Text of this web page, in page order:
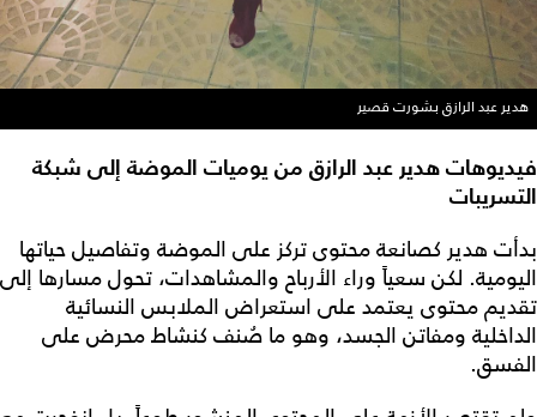
هدير عبد الرازق بشورت قصير
فيديوهات هدير عبد الرازق من يوميات الموضة إلى شبكة
التسريبات
بدأت هدير كصانعة محتوى تركز على الموضة وتفاصيل حياتها
اليومية. لكن سعياً وراء الأرباح والمشاهدات، تحول مسارها إلى
تقديم محتوى يعتمد على استعراض الملابس النسائية
الداخلية ومفاتن الجسد، وهو ما صُنف كنشاط محرض على
الفسق.